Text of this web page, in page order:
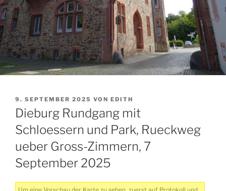
VERÖFFENTLICHT
AM
9. SEPTEMBER 2025 VON EDITH
Dieburg Rundgang mit
Schloessern und Park, Rueckweg
ueber Gross-Zimmern, 7
September 2025